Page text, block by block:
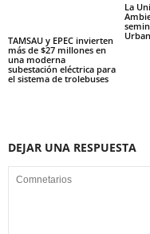
TAMSAU y EPEC invierten
más de $27 millones en
una moderna
subestación eléctrica para
el sistema de trolebuses
La
DEJAR UNA RESPUESTA